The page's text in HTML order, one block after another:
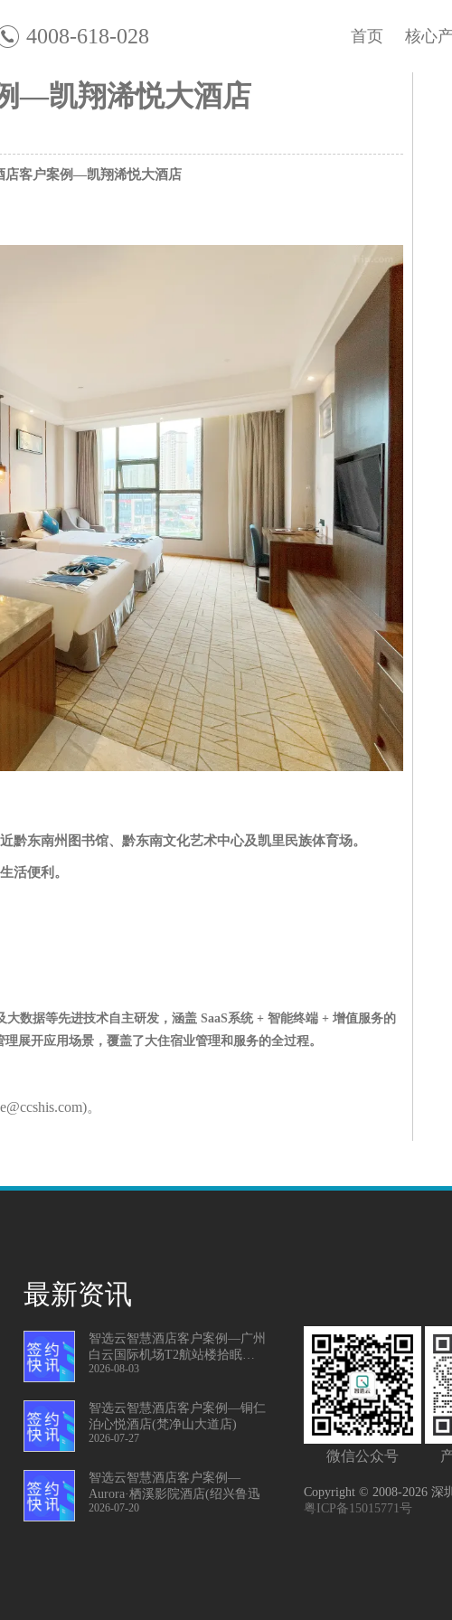
4008-618-028 首页 核心
—凯翔浠悦大酒店
店客户案例—凯翔浠悦大酒店
黔东南州图书馆、黔东南文化艺术中心及凯里民族体育场。
活便利。
数据等先进技术自主研发，涵盖 SaaS系统 + 智能终端 + 增值服务的
展开应用场景，覆盖了大住宿业管理和服务的全过程。
。
最新资讯
智选云智慧酒店客户案例—广州
白云国际机场T2航站楼拾眠休息
舱
2026-08-03
智选云智慧酒店客户案例—铜仁
泊心悦酒店(梵净山大道店)
2026-07-27
智选云智慧酒店客户案例—
Aurora·栖溪影院酒店(绍兴鲁迅
故居店)
2026-07-20
微信公众号
Copyright © 2008-2026 深
粤ICP备15015771号